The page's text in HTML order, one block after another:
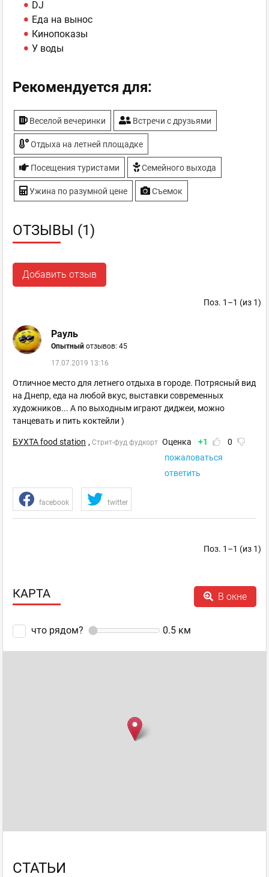
DJ
Еда на вынос
Кинопоказы
У воды
Рекомендуется для:
Веселой вечеринки Встречи с друзьями
Отдыха на летней площадке
Посещения туристами Семейного выхода
Ужина по разумной цене Съемок
ОТЗЫВЫ (1)
Добавить отзыв
Поз. 1–1 (из 1)
Рауль
Опытный отзывов: 45
17.07.2019 13:16
Отличное место для летнего отдыха в городе. Потрясный вид
на Днепр, еда на любой вкус, выставки современных
художников... А по выходным играют диджеи, можно
танцевать и пить коктейли )
БУХТА food station , Стрит-фуд фудкорт Оценка +1
0
пожаловаться
ответить
facebook twitter
Поз. 1–1 (из 1)
КАРТА В окне
что рядом? 0.5 км
СТАТЬИ